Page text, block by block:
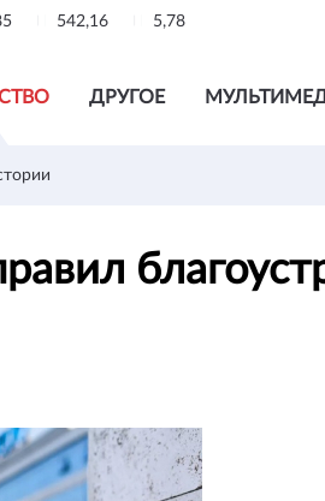
542,16 5,78
ДРУГОЕ